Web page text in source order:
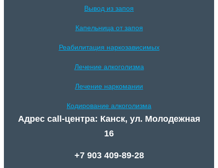
Вывод из запоя
Капельница от запоя
Реабилитация наркозависимых
Лечение алкоголизма
Лечение наркомании
Кодирование алкоголизма
Адрес call-центра: Канск, ул. Молодежная
16
+7 903 409-89-28